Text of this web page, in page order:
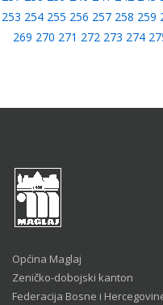
253 254 255 256 257 258 259
269 270 271 272 273 274
Općina Maglaj
Zeničko-dobojski kanton
Federacija Bosne i